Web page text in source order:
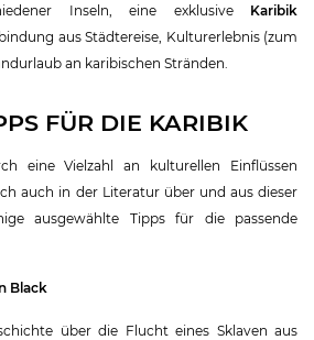
Inseln, eine exklusive Karibik
aus Städtereise, Kulturerlebnis (zum
an karibischen Stränden.
FÜR DIE KARIBIK
eine Vielzahl an kulturellen Einflüssen
auch in der Literatur über und aus dieser
ausgewählte Tipps für die passende
Black
über die Flucht eines Sklaven aus